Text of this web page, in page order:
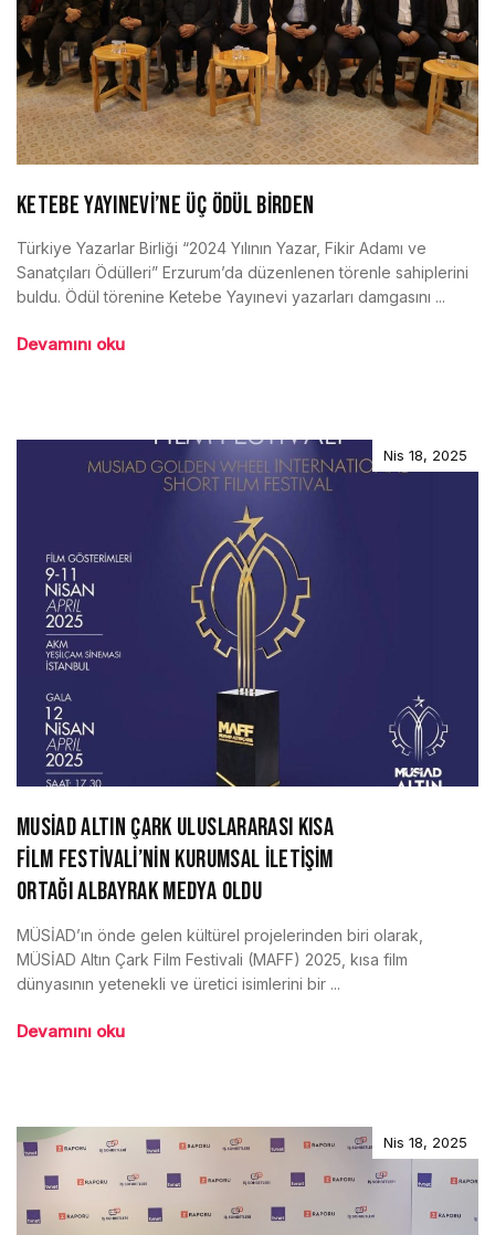
KETEBE YAYINEVİ’NE ÜÇ ÖDÜL BİRDEN
Türkiye Yazarlar Birliği “2024 Yılının Yazar, Fikir Adamı ve
Sanatçıları Ödülleri” Erzurum’da düzenlenen törenle sahiplerini
buldu. Ödül törenine Ketebe Yayınevi yazarları damgasını ...
Devamını oku
Nis 18, 2025
MUSİAD ALTIN ÇARK ULUSLARARASI KISA
FİLM FESTİVALİ’NİN KURUMSAL İLETİŞİM
ORTAĞI ALBAYRAK MEDYA OLDU
MÜSİAD’ın önde gelen kültürel projelerinden biri olarak,
MÜSİAD Altın Çark Film Festivali (MAFF) 2025, kısa film
dünyasının yetenekli ve üretici isimlerini bir ...
Devamını oku
Nis 18, 2025